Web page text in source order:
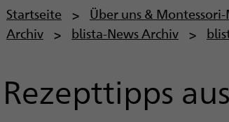
P
f
a
d
Startseite Über uns &
Archiv
blista-News Archiv
Rezepttipps